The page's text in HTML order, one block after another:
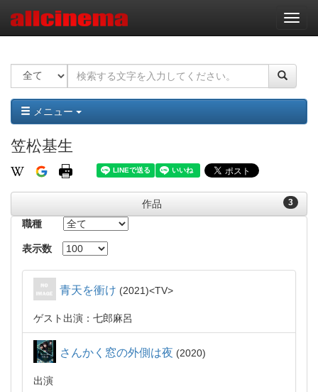
ナ
ビ
ー
ョ
ン
メニュー
笠松基生
3
作品
職種
表示数
青天を衝け 2021 TV
ゲスト出演：七郎麻呂
さんかく窓の外側は夜 2020
出演